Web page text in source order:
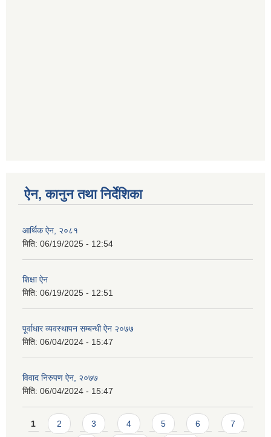
ऐन, कानुन तथा निर्देशिका
आर्थिक ऐन, २०८१
मिति: 06/19/2025 - 12:54
शिक्षा ऐन
मिति: 06/19/2025 - 12:51
पूर्वाधार व्यवस्थापन सम्बन्धी ऐन २०७७
मिति: 06/04/2024 - 15:47
विवाद निरुपण ऐन, २०७७
मिति: 06/04/2024 - 15:47
Pages
1 2 3 4 5 6 7